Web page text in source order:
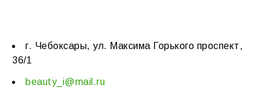
г. Чебоксары, ул. Максима Горького проспект,
36/1
beauty_i@mail.ru